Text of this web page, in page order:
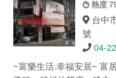
熱度
台中
號
04-
~富樂生活.幸福安居~ 富